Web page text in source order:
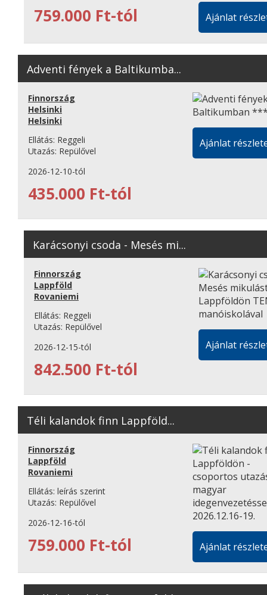
759.000 Ft-tól Ajánlat
Adventi fények a Baltikumba...
Finnország
Helsinki
Helsinki
Ellátás: Reggeli
Utazás: Repülővel
2026-12-10-tól
435.000 Ft-tól
Ajánlat
Karácsonyi csoda - Mesés mi...
Finnország
Lappföld
Rovaniemi
Ellátás: Reggeli
Utazás: Repülővel
2026-12-15-tól
842.500 Ft-tól
Ajánlat
Téli kalandok finn Lappföld...
Finnország
Lappföld
Rovaniemi
Ellátás: leírás szerint
Utazás: Repülővel
2026-12-16-tól
759.000 Ft-tól Ajánlat